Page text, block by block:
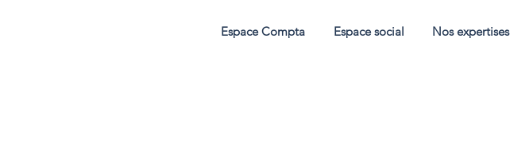
Espace Compta Espace social Nos expertises